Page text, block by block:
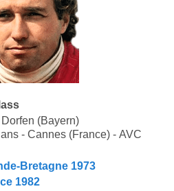
(Bayern)
- Cannes (France) - AVC
Bretagne 1973
1982